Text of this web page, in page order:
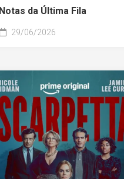
Notas da Última Fila
29/06/2026